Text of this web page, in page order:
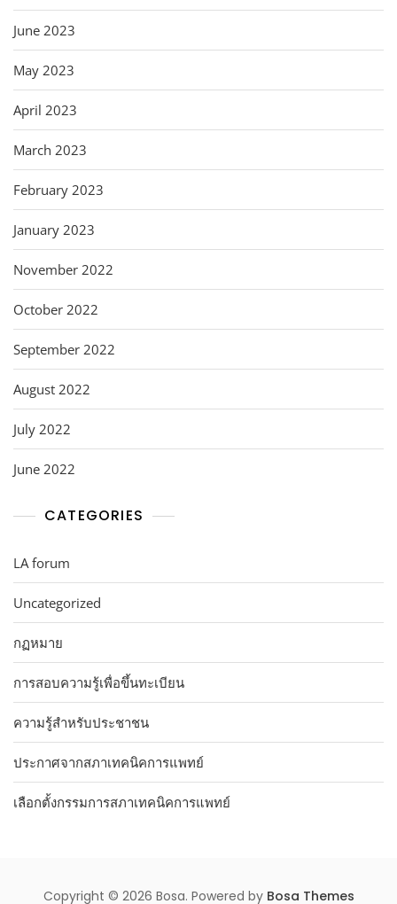
June 2023
May 2023
April 2023
March 2023
February 2023
January 2023
November 2022
October 2022
September 2022
August 2022
July 2022
June 2022
CATEGORIES
LA forum
Uncategorized
กฏหมาย
การสอบความรู้เพื่อขึ้นทะเบียน
ความรู้สำหรับประชาชน
ประกาศจากสภาเทคนิคการแพทย์
เลือกตั้งกรรมการสภาเทคนิคการแพทย์
Copyright © 2026 Bosa. Powered by Bosa Themes